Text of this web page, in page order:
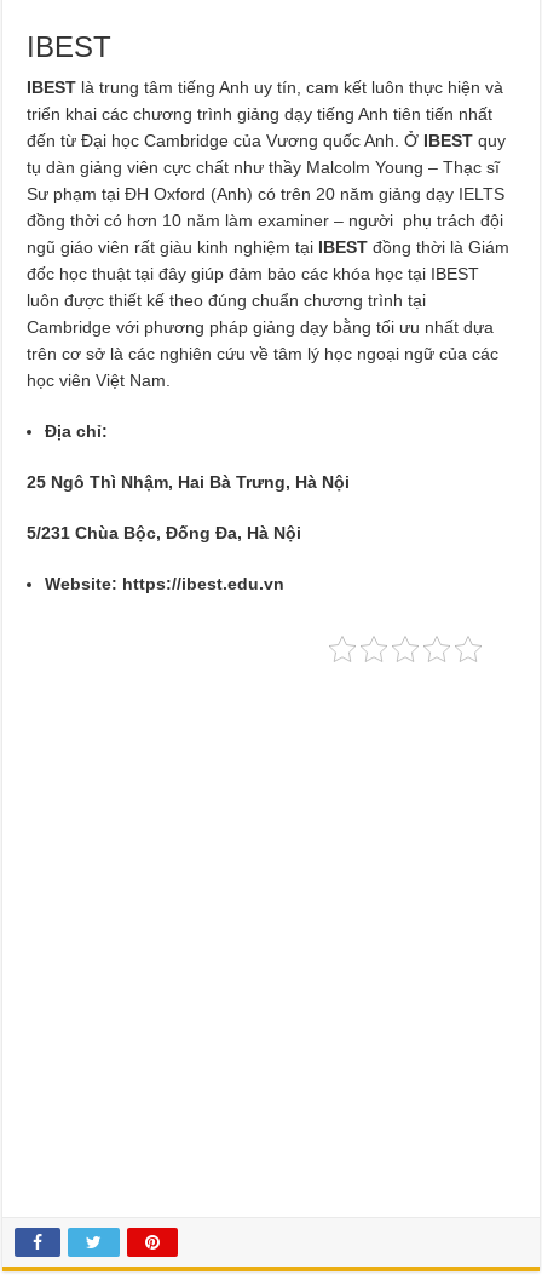
IBEST
IBEST là trung tâm tiếng Anh uy tín, cam kết luôn thực hiện và
triển khai các chương trình giảng dạy tiếng Anh tiên tiến nhất
đến từ Đại học Cambridge của Vương quốc Anh. Ở IBEST quy
tụ dàn giảng viên cực chất như thầy Malcolm Young – Thạc sĩ
Sư phạm tại ĐH Oxford (Anh) có trên 20 năm giảng dạy IELTS
đồng thời có hơn 10 năm làm examiner – người phụ trách đội
ngũ giáo viên rất giàu kinh nghiệm tại IBEST đồng thời là Giám
đốc học thuật tại đây giúp đảm bảo các khóa học tại IBEST
luôn được thiết kế theo đúng chuẩn chương trình tại
Cambridge với phương pháp giảng dạy bằng tối ưu nhất dựa
trên cơ sở là các nghiên cứu về tâm lý học ngoại ngữ của các
học viên Việt Nam.
Địa chỉ:
25 Ngô Thì Nhậm, Hai Bà Trưng, Hà Nội
5/231 Chùa Bộc, Đống Đa, Hà Nội
Website: https://ibest.edu.vn